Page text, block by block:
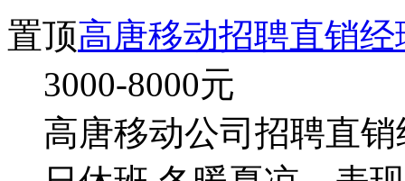
置顶高唐移动招聘直销经
3000-8000元
高唐移动公司招聘直